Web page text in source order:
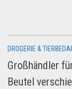
DROGERIE &
Großhändler
Beutel